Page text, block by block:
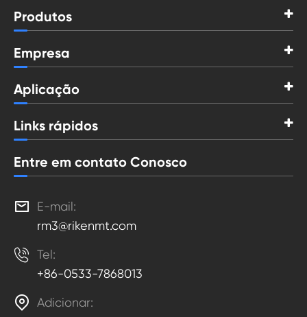
Produtos
Empresa
Aplicação
Links rápidos
Entre em contato Conosco

E-mail:
rm3@rikenmt.com
 Tel:
+86-0533-7868013
 Adicionar: